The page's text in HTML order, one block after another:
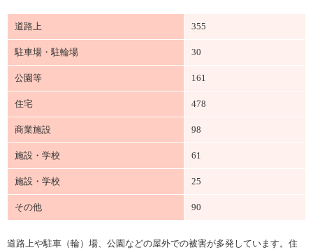
道路上 355
駐車場・駐輪場 30
公園等 161
住宅 478
商業施設 98
施設・学校 61
施設・学校 25
その他 90
道路上や駐車（輪）場、公園などの屋外での被害が多発しています。住